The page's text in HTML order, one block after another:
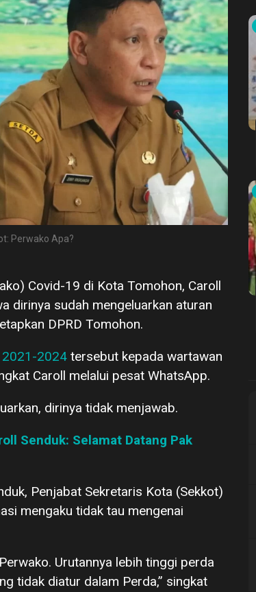
Perwako Apa?
Covid-19 di Kota Tomohon, Caroll
dirinya sudah mengeluarkan aturan
DPRD Tomohon.
2021-2024 tersebut kepada wartawan
Caroll melalui pesat WhatsApp.
dirinya tidak menjawab.
Senduk: Selamat Datang Pak
Penjabat Sekretaris Kota (Sekkot)
mengaku tidak tau mengenai
Urutannya lebih tinggi perda
tidak diatur dalam Perda,” singkat